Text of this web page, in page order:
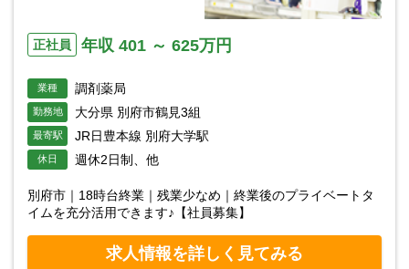
正社員 年収 401 ～ 625万円
業種 調剤薬局
勤務地 大分県 別府市鶴見3組
最寄駅 JR日豊本線 別府大学駅
休日 週休2日制、他
別府市｜18時台終業｜残業少なめ｜終業後のプライベートタ
イムを充分活用できます♪【社員募集】
求人情報を詳しく見てみる